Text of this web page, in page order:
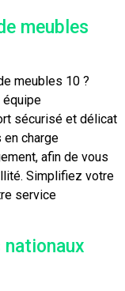
meubles
meubles 10 ?
équipe
sécurisé et délicat
charge
afin de vous
Simplifiez votre
service
nationaux